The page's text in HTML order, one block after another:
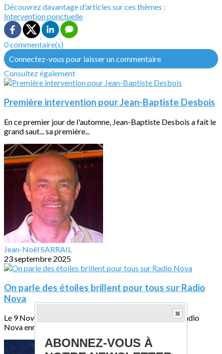
Découvrez davantage d'articles sur ces thèmes :
Intervention ponctuelle
0 commentaire(s)
Connectez-vous pour laisser un commentaire
Consultez également
Première intervention pour Jean-Baptiste Desbois
En ce premier jour de l'automne, Jean-Baptiste Desbois a fait le
grand saut... sa première...
Jean-Noël SARRAIL
23 septembre 2025
On parle des étoiles brillent pour tous sur Radio
Nova
Le 9 Novembre, l'excellente émission La dernière de Radio
Nova enregistrait en direct à la halle...
ABONNEZ-VOUS À